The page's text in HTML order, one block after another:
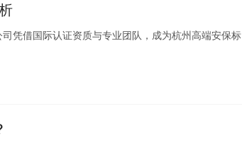
凭借国际认证资质与专业团队，成为杭州高端安保标